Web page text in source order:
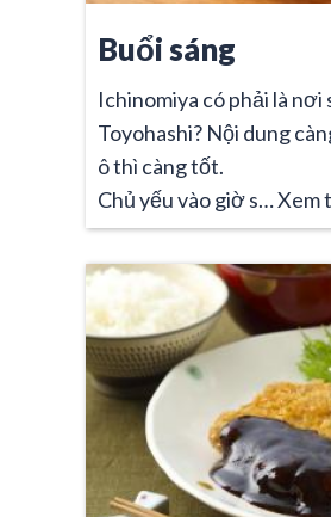
Buổi sáng
Ichinomiya có phải là nơi
Toyohashi? Nội dung
ô thì càng tốt.
Chủ yếu vào giờ s…Xem